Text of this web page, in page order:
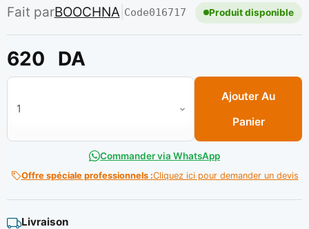
Fait parBOOCHNA| Code016717 Produit disponible
620 DA
quantité de Trepan a beton 60mm sans adaptateur **
Ajouter Au
Panier
Commander via WhatsApp
Offre spéciale professionnels :Cliquez ici pour demander un devis
Livraison